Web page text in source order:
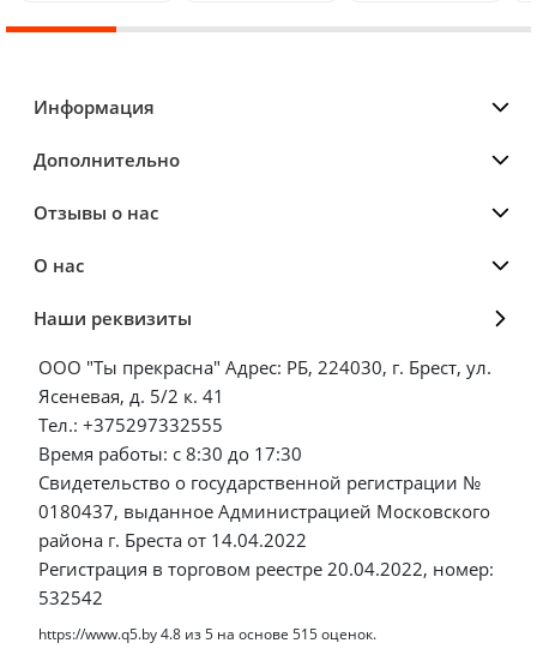
Информация
Дополнительно
Отзывы о нас
О нас
Наши реквизиты
ООО "Ты прекрасна" Адрес: РБ, 224030, г. Брест, ул.
Ясеневая, д. 5/2 к. 41
Тел.: +375297332555
Время работы: с 8:30 до 17:30
Свидетельство о государственной регистрации №
0180437, выданное Администрацией Московского
района г. Бреста от 14.04.2022
Регистрация в торговом реестре 20.04.2022, номер:
532542
https://www.q5.by4.8 из5 на основе 515оценок.